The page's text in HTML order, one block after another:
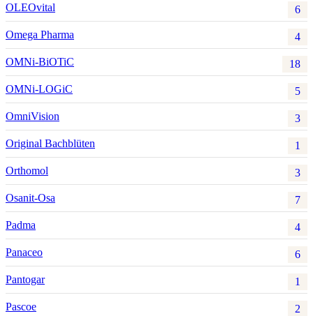
OLEOvital 6
Omega Pharma 4
OMNi-BiOTiC 18
OMNi-LOGiC 5
OmniVision 3
Original Bachblüten 1
Orthomol 3
Osanit-Osa 7
Padma 4
Panaceo 6
Pantogar 1
Pascoe 2